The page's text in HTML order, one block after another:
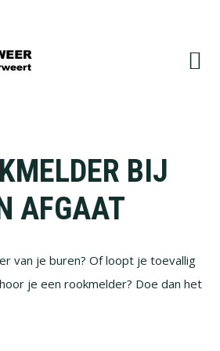
BIJ
AFGAAT
van je buren? Of loopt je toevallig
je een rookmelder? Doe dan het